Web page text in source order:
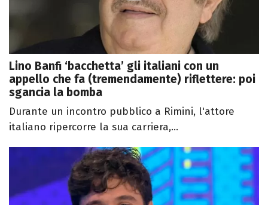
Lino Banfi ‘bacchetta’ gli italiani con un
appello che fa (tremendamente) riflettere: poi
sgancia la bomba
Durante un incontro pubblico a Rimini, l'attore
italiano ripercorre la sua carriera,...